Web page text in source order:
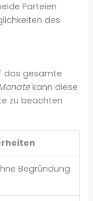
Parteien
des
das gesamte
kann diese
zu beachten
Begründung